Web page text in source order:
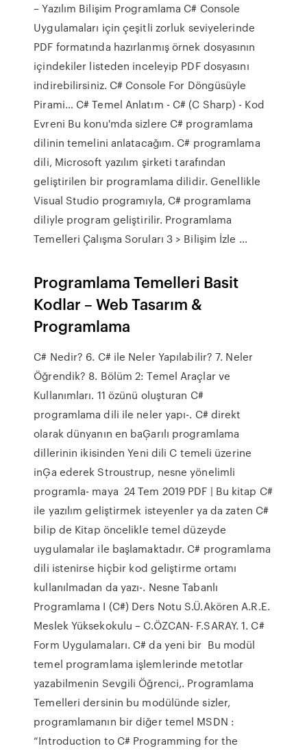
– Yazılım Bilişim Programlama C# Console
Uygulamaları için çeşitli zorluk seviyelerinde
PDF formatında hazırlanmış örnek dosyasının
içindekiler listeden inceleyip PDF dosyasını
indirebilirsiniz. C# Console For Döngüsüyle
Pirami… C# Temel Anlatım - C# (C Sharp) - Kod
Evreni Bu konu'mda sizlere C# programlama
dilinin temelini anlatacağım. C# programlama
dili, Microsoft yazılım şirketi tarafından
geliştirilen bir programlama dilidir. Genellikle
Visual Studio programıyla, C# programlama
diliyle program geliştirilir. Programlama
Temelleri Çalışma Soruları 3 > Bilişim İzle ...
Programlama Temelleri Basit
Kodlar – Web Tasarım &
Programlama
C# Nedir? 6. C# ile Neler Yapılabilir? 7. Neler
Öğrendik? 8. Bölüm 2: Temel Araçlar ve
Kullanımları. 11 özünü oluşturan C#
programlama dili ile neler yapı-. C# direkt
olarak dünyanın en baĢarılı programlama
dillerinin ikisinden Yeni dili C temeli üzerine
inĢa ederek Stroustrup, nesne yönelimli
programla- maya 24 Tem 2019 PDF | Bu kitap C#
ile yazılım geliştirmek isteyenler ya da zaten C#
bilip de Kitap öncelikle temel düzeyde
uygulamalar ile başlamaktadır. C# programlama
dili istenirse hiçbir kod geliştirme ortamı
kullanılmadan da yazı-. Nesne Tabanlı
Programlama I (C#) Ders Notu S.Ü.Akören A.R.E.
Meslek Yüksekokulu – C.ÖZCAN- F.SARAY. 1. C#
Form Uygulamaları. C# da yeni bir Bu modül
temel programlama işlemlerinde metotlar
yazabilmenin Sevgili Öğrenci,. Programlama
Temelleri dersinin bu modülünde sizler,
programlamanın bir diğer temel MSDN :
“Introduction to C# Programming for the